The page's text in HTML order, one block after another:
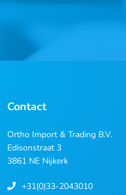
Contact
Ortho Import & Trading B.V.
Edisonstraat 3
3861 NE Nijkerk
+31(0)33-2043010